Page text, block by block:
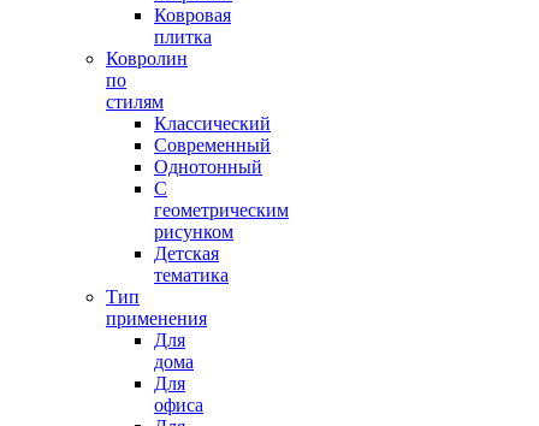
Ковровая
плитка
Ковролин
по
стилям
Классический
Современный
Однотонный
С
геометрическим
рисунком
Детская
тематика
Тип
применения
Для
дома
Для
офиса